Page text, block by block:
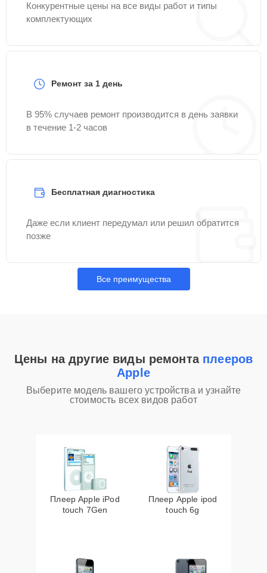
Конкурентные цены на все виды работ и типы
комплектующих
Ремонт за 1 день
В 95% случаев ремонт производится в день заявки
в течение 1-2 часов
Бесплатная диагностика
Даже если клиент передумал или решил обратится
позже
Все преимущества
Цены на другие виды ремонта плееров
Apple
Выберите модель вашего устройства и узнайте
стоимость всех видов работ
Плеер Apple iPod
touch 7Gen
Плеер Apple ipod
touch 6g